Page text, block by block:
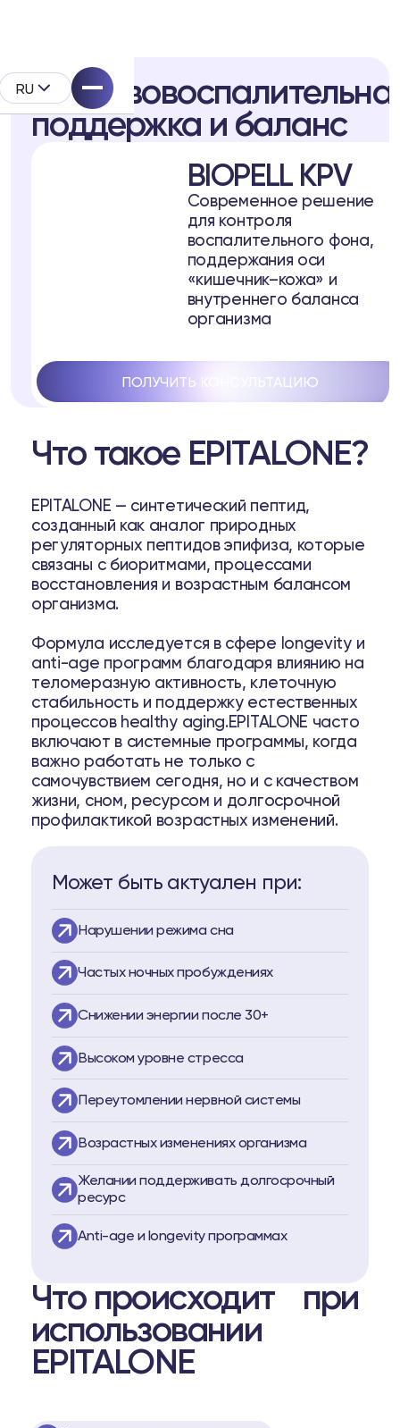
RU
Telegram
Biopell
поддержка и баланс
BIOPELL KPV
Современное решение
для контроля
воспалительного фона,
поддержания оси
«кишечник–кожа» и
внутреннего баланса
организма
ПОЛУЧИТЬ КОНСУЛЬТАЦИЮ
Что такое EPITALONE?
EPITALONE — синтетический пептид,
созданный как аналог природных
регуляторных пептидов эпифиза, которые
связаны с биоритмами, процессами
восстановления и возрастным балансом
организма.
Формула исследуется в сфере longevity и
anti-age программ благодаря влиянию на
теломеразную активность, клеточную
стабильность и поддержку естественных
процессов healthy aging.EPITALONE часто
включают в системные программы, когда
важно работать не только с
самочувствием сегодня, но и с качеством
жизни, сном, ресурсом и долгосрочной
профилактикой возрастных изменений.
Может быть актуален при:
Нарушении режима сна
Частых ночных пробуждениях
Снижении энергии после 30+
Высоком уровне стресса
Переутомлении нервной системы
Возрастных изменениях организма
Желании поддерживать долгосрочный
ресурс
Anti-age и longevity программах
Что происходит при
использовании
EPITALONE